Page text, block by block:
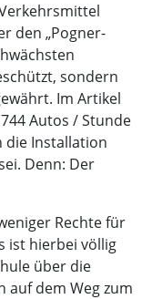
den „Pogner-
sondern
Im Artikel
Autos / Stunde
die Installation
Denn: Der
Rechte für
ist hierbei völlig
über die
auf dem Weg zum